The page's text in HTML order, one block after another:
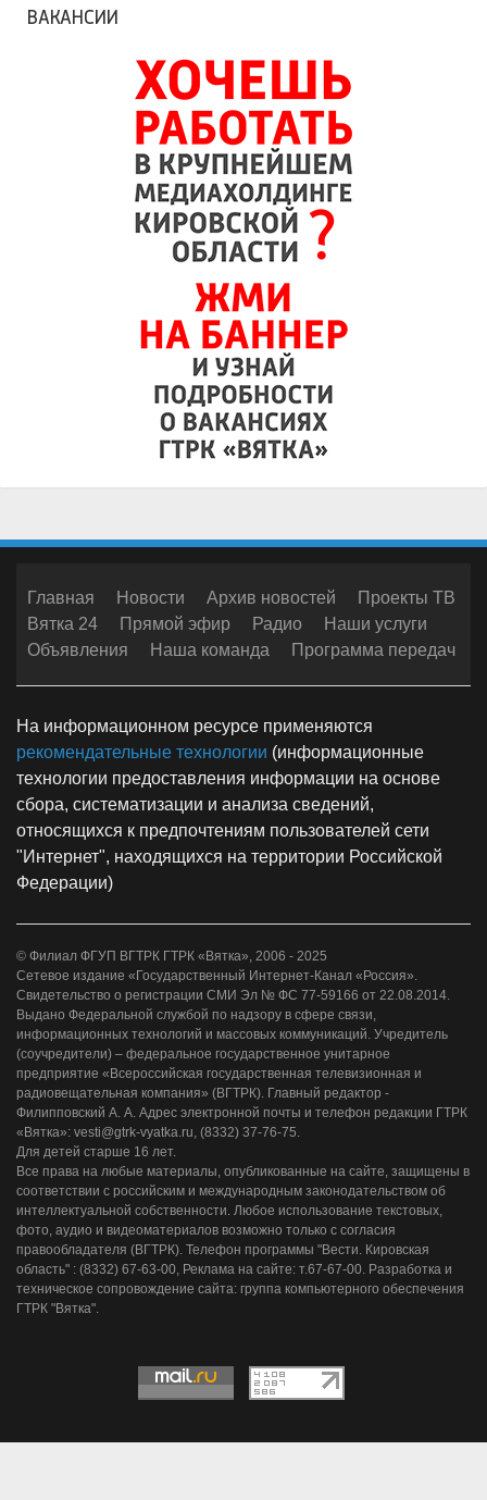
ВАКАНСИИ
Главная Новости Архив новостей
Проекты ТВ
Вятка 24
Прямой эфир Радио
Наши услуги
Объявления
Наша команда Программа передач
На информационном ресурсе применяются
рекомендательные технологии (информационные
технологии предоставления информации на основе
сбора, систематизации и анализа сведений,
относящихся к предпочтениям пользователей сети
"Интернет", находящихся на территории Российской
Федерации)
© Филиал ФГУП ВГТРК ГТРК «Вятка», 2006 - 2025
Сетевое издание «Государственный Интернет-Канал «Россия».
Свидетельство о регистрации СМИ Эл № ФС 77-59166 от 22.08.2014.
Выдано Федеральной службой по надзору в сфере связи,
информационных технологий и массовых коммуникаций. Учредитель
(соучредители) – федеральное государственное унитарное
предприятие «Всероссийская государственная телевизионная и
радиовещательная компания» (ВГТРК). Главный редактор -
Филипповский А. А. Адрес электронной почты и телефон редакции ГТРК
«Вятка»: vesti@gtrk-vyatka.ru, (8332) 37-76-75.
Для детей старше 16 лет.
Все права на любые материалы, опубликованные на сайте, защищены в
соответствии с российским и международным законодательством об
интеллектуальной собственности. Любое использование текстовых,
фото, аудио и видеоматериалов возможно только с согласия
правообладателя (ВГТРК). Телефон программы "Вести. Кировская
область" : (8332) 67-63-00, Реклама на сайте: т.67-67-00. Разработка и
техническое сопровождение сайта: группа компьютерного обеспечения
ГТРК "Вятка".